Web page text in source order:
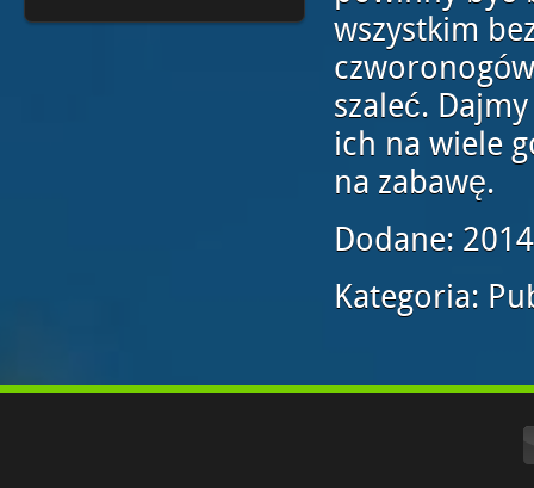
wszystkim
szaleć.
ich na wiele
na zabawę.
Dodane:
Kategoria: